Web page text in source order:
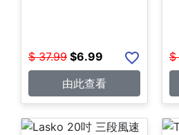
$ 37.99 $6.99
由此查看
$